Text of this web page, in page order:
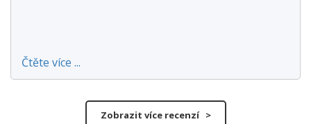
Čtěte více ...
Zobrazit více recenzí >